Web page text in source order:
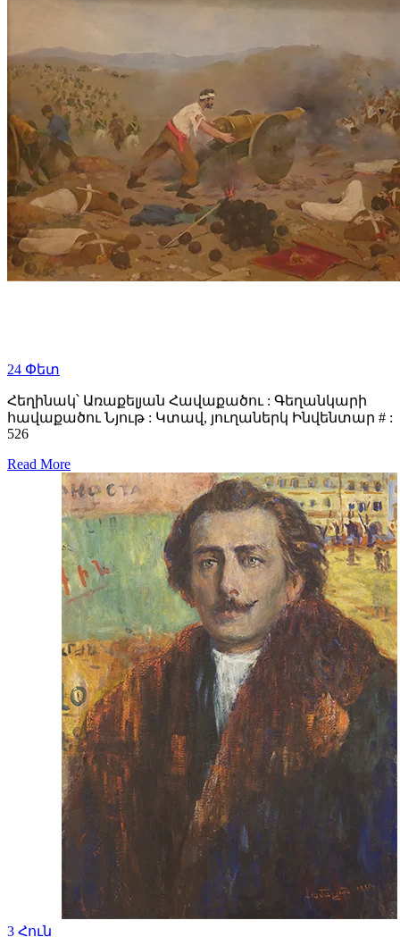
24 Փետ
Հեղինակ՝ Առաքելյան Հավաքածու : Գեղանկարի
հավաքածու Նյութ : Կտավ, յուղաներկ Ինվենտար # :
526
Read More
3 Հուն